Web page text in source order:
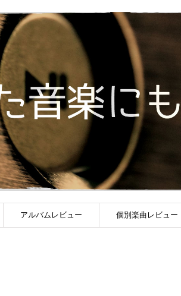
アルバムレビュー 個別楽曲レビュー